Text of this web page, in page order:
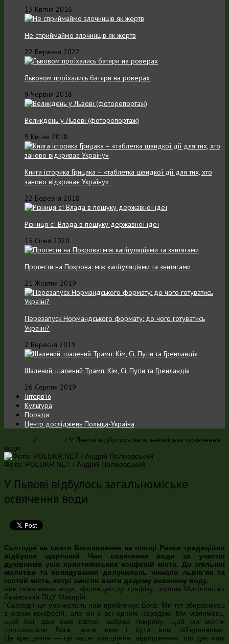
13 Квітня 2016
Не сприймаймо злочинців як жертв
22 Березня 2022
Львовом проїхались батяри на роверах
9 Червня 2018
Великдень у Львові (фоторепортаж)
9 Квітня 2018
Книга історика Грицака – «таблетка швидкої дії для тих, хто
заново відкриває Україну»
22 Березня 2018
Різниця є! Влада в пошуку державної ідеї
15 Січня 2020
Протести на Покрова: між капітуляціями та звитягами
21 Жовтня 2019
Перезапуск Нормандського формату: до чого готуватись
Україні?
2 Вересня 2019
Шалений, шалений Трамп: Кім, Сі, Путін та Гренландія
26 Серпня 2019
Інтерв’ю
Культура
Поради
Центр досліджень Польща-Україна
/ / У Львові відбулось загальноміське освячення
води
Фото: POLUKR.NET / Андрій Поліковський
У Львові відбулось загальноміське
освячення води
Сьогодні на свято Богоявлення на площі Ринок традиційно
відбувся щорічний Чин освячення води за участю
духівників усіх християнських конфесій міста. До спільної
молитви та колядування долучилось чимало львів’ян та
гостей міста, котрі змогли взяти додому освячену воду.
Чин освячення води, відповідно до графіку, очолив Митрополит
Львівський ПЦУ Макарій.
“Сьогодні ця урочистість нам приближує Бога. Ми тут збираємось
з різних конфесій, але ми є всі одним народом. Ми молимось,
щоб Бог дам нам світло, забрав темряву, щоб ми могли
прославляти Бога, жити ним і бути ним об’єднаними.
Це хрещення — це наше хрещення, відродження, що дає нам